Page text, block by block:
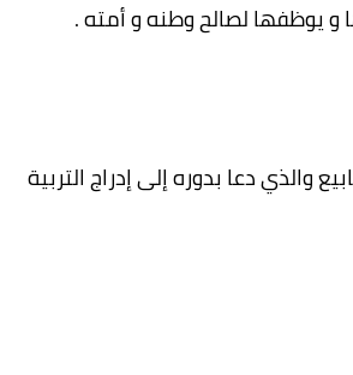
و يوظفها لصالح وطنه و أمته .
دعا بدوره إلى إدراج التربية